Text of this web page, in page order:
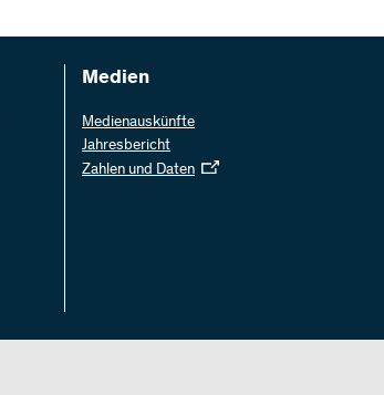
Medien
Medienauskünfte
Jahresbericht
Zahlen und Daten